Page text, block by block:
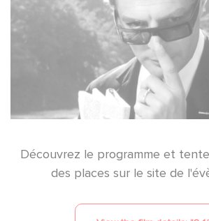
Découvrez le programme et
des places sur le site de